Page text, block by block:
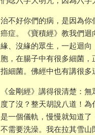
治不好你們的病，是因為
癌症。《寶積經》教我們
緣、沒緣的眾生，一起迴
胞，在腸子中有很多細菌
指細菌。佛經中也有講很多
《金剛經》講得很清楚：
度了沒？整天胡說八道！
是一個儀軌，慢慢就知道
不需要洗澡。我在拉其雪